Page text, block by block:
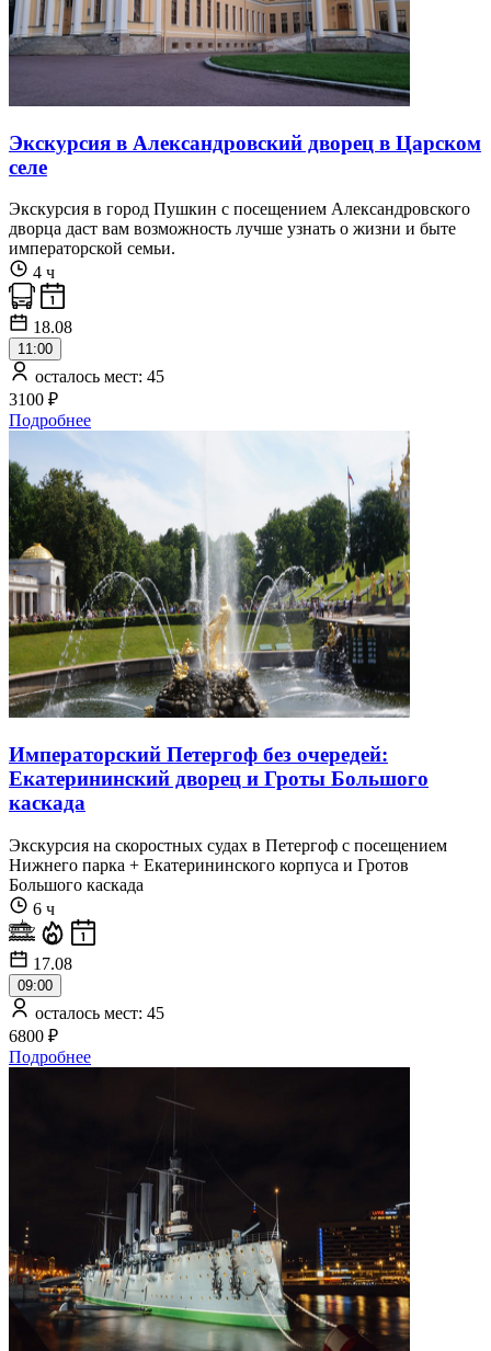
Экскурсия в Александровский дворец в Царском
селе
Экскурсия в город Пушкин с посещением Александровского
дворца даст вам возможность лучше узнать о жизни и быте
императорской семьи.
4 ч
18.08
11:00
осталось мест: 45
3100 ₽
Подробнее
Императорский Петергоф без очередей:
Екатерининский дворец и Гроты Большого
каскада
Экскурсия на скоростных судах в Петергоф с посещением
Нижнего парка + Екатерининского корпуса и Гротов
Большого каскада
6 ч
17.08
09:00
осталось мест: 45
6800 ₽
Подробнее